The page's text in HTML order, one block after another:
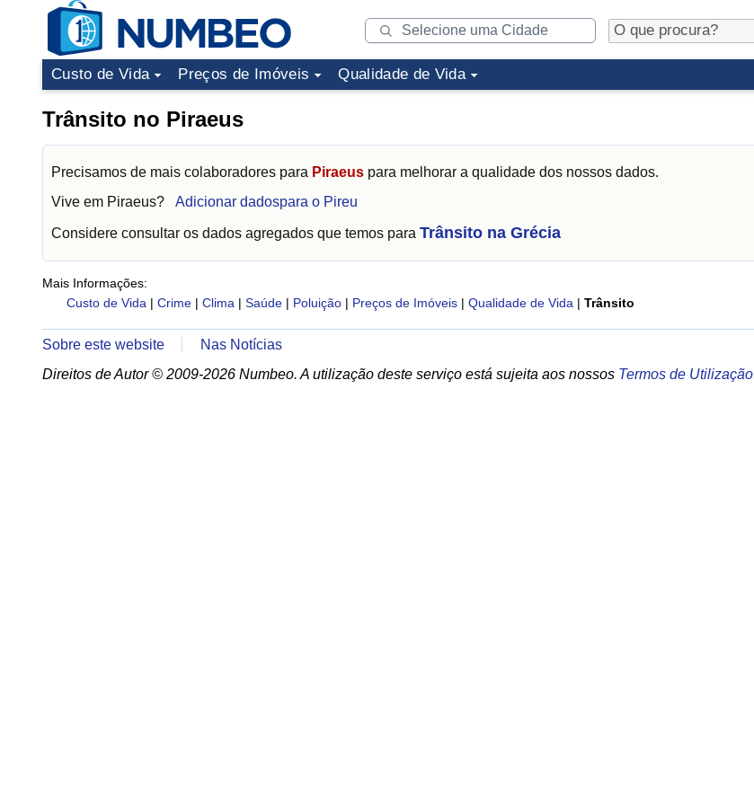
Custo de Vida Preços de Imóveis Qualidade de Vida
Trânsito no Piraeus
Precisamos de mais colaboradores para Piraeus para melhorar a qualidade dos nossos dados.
Vive em Piraeus? Adicionar dadospara o Pireu
Considere consultar os dados agregados que temos para Trânsito na Grécia
Mais Informações:
Custo de Vida | Crime | Clima | Saúde | Poluição | Preços de Imóveis | Qualidade de Vida | Trânsito
Sobre este website
Nas Notícias
Direitos de Autor © 2009-2026 Numbeo. A utilização deste serviço está sujeita aos nossos Termos de Utilização